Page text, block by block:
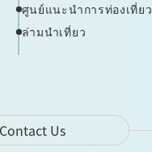
ศูนย์แนะนำการท่องเที่ยว
ล่ามนำเที่ยว
Contact Us